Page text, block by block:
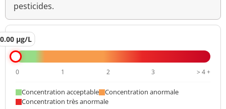
pesticides.
0.00 µg/L
0 1 2 3 > 4 +
Concentration acceptable
Concentration anormale
Concentration très anormale